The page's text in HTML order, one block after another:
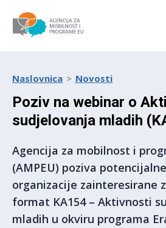
Naslovnica Novosti
Poziv na webinar o
sudjelovanja mladih
Agencija za mobilnost i
(AMPEU) poziva
organizacije zainteresirane
format KA154 – Aktivnosti
mladih u okviru programa